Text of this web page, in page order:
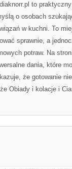
to
o osobach
w kuchni. To
sprawnie, a
potraw. Na
dania, które
że gotowanie
Obiady i kolacje i